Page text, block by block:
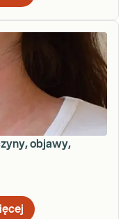
objawy,